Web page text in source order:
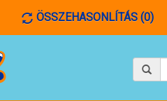
ÖSSZEHASONLÍTÁS (0)